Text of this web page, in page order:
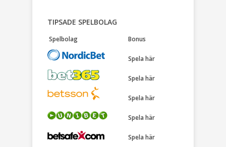
TIPSADE SPELBOLAG
Spelbolag Bonus
Spela här
Spela här
Spela här
Spela här
Spela här